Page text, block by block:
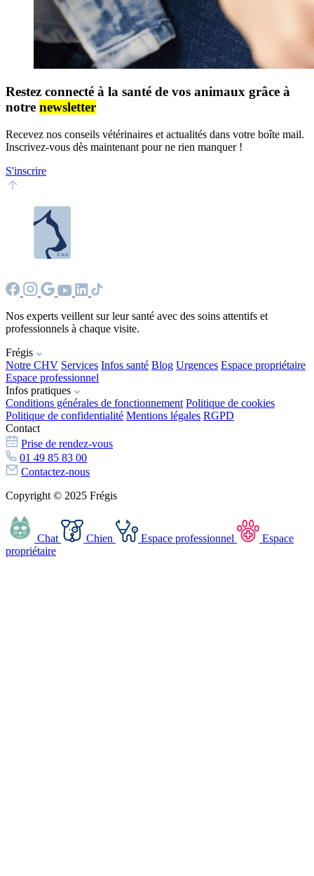
Restez connecté à la santé de vos animaux grâce à
notre newsletter
Recevez nos conseils vétérinaires et actualités dans votre boîte mail.
Inscrivez-vous dès maintenant pour ne rien manquer !
S'inscrire
Nos experts veillent sur leur santé avec des soins attentifs et
professionnels à chaque visite.
Frégis
Notre CHV Services Infos santé Blog Urgences Espace propriétaire
Espace professionnel
Infos pratiques
Conditions générales de fonctionnement Politique de cookies
Politique de confidentialité Mentions légales RGPD
Contact
Prise de rendez-vous
01 49 85 83 00
Contactez-nous
Copyright © 2025 Frégis
Chat Chien Espace professionnel
Espace
propriétaire